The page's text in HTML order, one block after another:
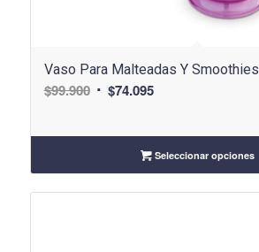
Vaso Para Malteadas Y Smoothies
$99.900 El
$99.900.
$74.095El
es:
$74.095.
Seleccionar opciones